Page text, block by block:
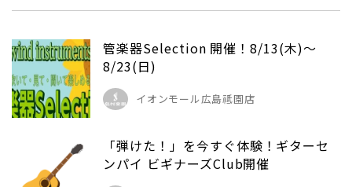
管楽器Selection 開催！8/13(木)～
8/23(日)
イオンモール広島祗園店
「弾けた！」を今すぐ体験！ギターセ
ンパイ ビギナーズClub開催